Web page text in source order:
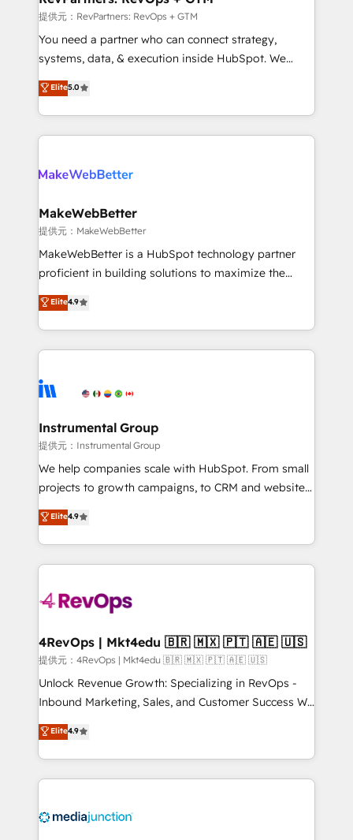
fuel long-term success We connect the entire
customer lifecycle through seamless integrations,
ensure long-term adoption with change-
and service to drive sustainable growth With 6 key
HubSpot accreditations and experience across
提供元：RevPartners: RevOps + GTM
You need a partner who can connect strategy,
systems, data, & execution inside HubSpot. We
bridge the gap where most agencies fall short by
combining GTM strategy with technical execution to
solve the right problem with the right solution. As the
only firm in the world to hold Elite Partner
clients gain a unique advantage in CRM architecture,
market execution. Why B2B Businesses Choose RP: -
Secure: Soc2 compliant 🛡️ - Pricing: Implementations
starting at $1,5k 💵 - Speed: Launch in 14 days ⚡ -
Global: 75+ RPers across five continents 🌐 - Scale:
HubSpot Partner 🪴 - Sales Hub: More
implementations than any other Partner 💻 -
agency for an Ops problem. Don't hire a technical
agency for a growth problem. Hire a partner built to
Elite5.0
MakeWebBetter
提供元：MakeWebBetter
MakeWebBetter is a HubSpot technology partner
proficient in building solutions to maximize the
operational efficiency of HubSpot. The fastest-
growing tech-enabler & facilitator, MakeWebBetter,
hands you the blend of HubSpot expertise &
eminent solutions & integrations. Trust us to
Elite Partners with 10+ years of HubSpot experience
Premier Partner 2023 🌟5 HubSpot Accreditations 🌟
Won HubSpot Theme Challenge 2021 🌟INBOUND’19
HubSpot Rising Star Why us? Harnessing the full
potential of the powerful HubSpot CRM. ✔️A team of
HubSpot experience ✔️Flexible pricing models —
Hourly-fee (assigned one Dedicated HubSpot
requirement). ✔️Helped over 25,000+ customers so
far with our HubSpot solutions. ✔️Bespoke apps &
on-demand bundle services. Connect with us today!
Elite4.9
Instrumental Group
提供元：Instrumental Group
We help companies scale with HubSpot. From small
projects to growth campaigns, to CRM and websites.
Hire an agency that's experienced in every inch of
HubSpot and willing to work hand-in-hand with your
team to simplify the complex and build a better
experience for your team and customers.
Elite4.9
4RevOps | Mkt4edu 🇧🇷 🇲🇽 🇵🇹 🇦🇪 🇺🇸
提供元：4RevOps | Mkt4edu 🇧🇷 🇲🇽 🇵🇹 🇦🇪 🇺🇸
Unlock Revenue Growth: Specializing in RevOps -
Inbound Marketing, Sales, and Customer Success We
specialize in driving revenue growth for companies
across industries through tailored marketing, sales,
and customer success strategies, utilizing RevOps
methodologies. As Latin America's largest HubSpot
offer unparalleled insights. Operating in five
Elite4.9